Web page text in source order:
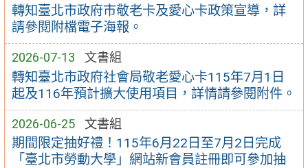
轉知臺北市政府市敬老卡及愛心卡政策宣導，詳
請參閱附檔電子海報。
2026-07-13 文書組
轉知臺北市政府社會局敬老愛心卡115年7月1日
起及116年預計擴大使用項目，詳情請參閱附件。
2026-06-25 文書組
期間限定抽好禮！115年6月22日至7月2日完成
「臺北市勞動大學」網站新會員註冊即可參加抽